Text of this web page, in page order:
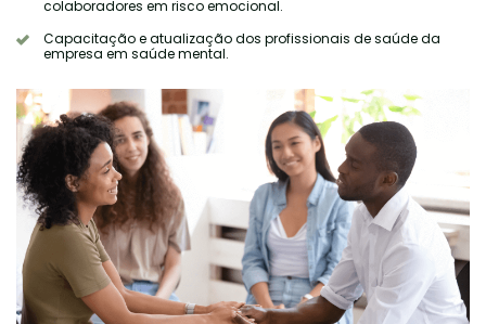
colaboradores em risco emocional.
Capacitação e atualização dos profissionais de saúde da
empresa em saúde mental.